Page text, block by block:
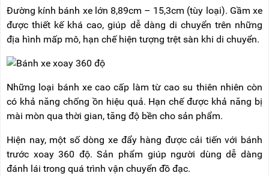
Đường kính bánh xe lớn 8,89cm – 15,3cm (tùy loại). Gầm xe
được thiết kế khá cao, giúp dễ dàng di chuyển trên những
địa hình mấp mô, hạn chế hiện tượng trệt sàn khi di chuyển.
Những loại bánh xe cao cấp làm từ cao su thiên nhiên còn
có khả năng chống ồn hiệu quả. Hạn chế được khả năng bị
mài mòn qua thời gian, tăng độ bền cho sản phẩm.
Hiện nay, một số dòng xe đẩy hàng được cải tiến với bánh
trước xoay 360 độ. Sản phẩm giúp người dùng dễ dàng
đánh lái trong quá trình vận chuyển đồ đạc.